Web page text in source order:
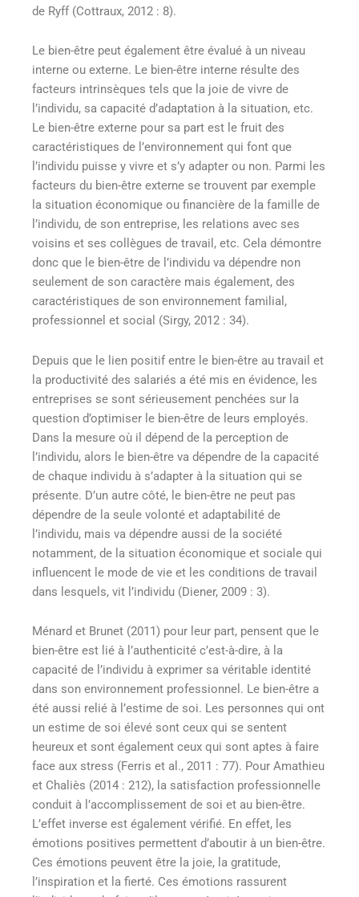
de Ryff (Cottraux, 2012 : 8).
Le bien-être peut également être évalué à un niveau
interne ou externe. Le bien-être interne résulte des
facteurs intrinsèques tels que la joie de vivre de
l’individu, sa capacité d’adaptation à la situation, etc.
Le bien-être externe pour sa part est le fruit des
caractéristiques de l’environnement qui font que
l’individu puisse y vivre et s’y adapter ou non. Parmi les
facteurs du bien-être externe se trouvent par exemple
la situation économique ou financière de la famille de
l’individu, de son entreprise, les relations avec ses
voisins et ses collègues de travail, etc. Cela démontre
donc que le bien-être de l’individu va dépendre non
seulement de son caractère mais également, des
caractéristiques de son environnement familial,
professionnel et social (Sirgy, 2012 : 34).
Depuis que le lien positif entre le bien-être au travail et
la productivité des salariés a été mis en évidence, les
entreprises se sont sérieusement penchées sur la
question d’optimiser le bien-être de leurs employés.
Dans la mesure où il dépend de la perception de
l’individu, alors le bien-être va dépendre de la capacité
de chaque individu à s’adapter à la situation qui se
présente. D’un autre côté, le bien-être ne peut pas
dépendre de la seule volonté et adaptabilité de
l’individu, mais va dépendre aussi de la société
notamment, de la situation économique et sociale qui
influencent le mode de vie et les conditions de travail
dans lesquels, vit l’individu (Diener, 2009 : 3).
Ménard et Brunet (2011) pour leur part, pensent que le
bien-être est lié à l’authenticité c’est-à-dire, à la
capacité de l’individu à exprimer sa véritable identité
dans son environnement professionnel. Le bien-être a
été aussi relié à l’estime de soi. Les personnes qui ont
un estime de soi élevé sont ceux qui se sentent
heureux et sont également ceux qui sont aptes à faire
face aux stress (Ferris et al., 2011 : 77). Pour Amathieu
et Chaliès (2014 : 212), la satisfaction professionnelle
conduit à l’accomplissement de soi et au bien-être.
L’effet inverse est également vérifié. En effet, les
émotions positives permettent d’aboutir à un bien-être.
Ces émotions peuvent être la joie, la gratitude,
l’inspiration et la fierté. Ces émotions rassurent